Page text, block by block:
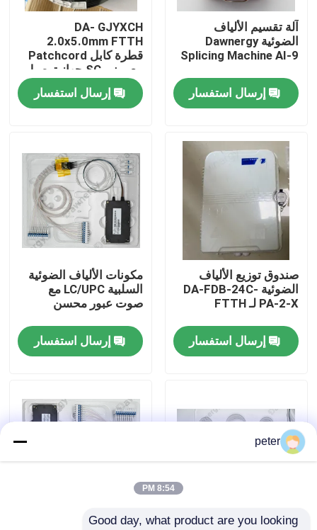
منتجات
أشرطة فيديو
معلومات عنا
جولة في المعمل
مراقبة الجودة
أخبار
اطلب اقتباس
آلة تقسيم الألياف
الضوئية Dawnergy
Splicing Machine AI-9
إرسال استفسار
DA- GJYXCH
2.0x5.0mm FTTH
قطرة كابل Patchcord
مع ميني SC جهاز توصيل
مضاد للماء والمتصل من
خلال الأنابيبإرسال استفسار
صندوق توزيع الألياف
الضوئية DA-FDB-24C-
PA-2-X لـ FTTH
إرسال استفسار
مكونات الألياف الضوئية
السلبية LC/UPC مع
صوت عبور محسن
إرسال استفسار
40CH G652D 0 ~ المكونات السلبية للألياف
peter
8:54 PM
Good day, what product are you looking